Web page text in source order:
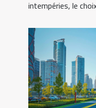
intempéries, le